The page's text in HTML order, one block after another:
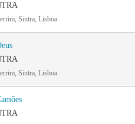
Sintra, Lisboa
Sintra, Lisboa